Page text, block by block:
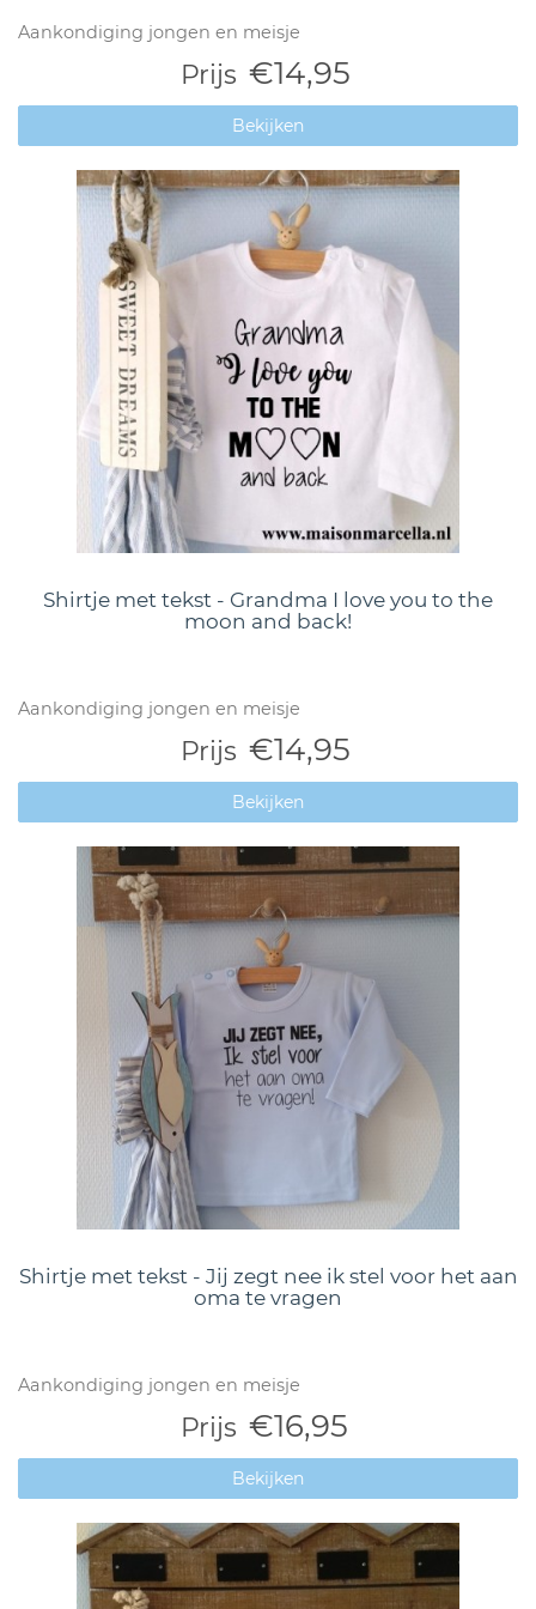
Aankondiging jongen en meisje
Prijs €14,95
Bekijken
Shirtje met tekst - Grandma I love you to the
moon and back!
Aankondiging jongen en meisje
Prijs €14,95
Bekijken
Shirtje met tekst - Jij zegt nee ik stel voor het aan
oma te vragen
Aankondiging jongen en meisje
Prijs €16,95
Bekijken